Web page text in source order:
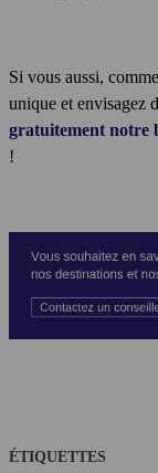
Si vous aussi,
unique et envisagez
gratuitement notre
!
ÉTIQUETTES